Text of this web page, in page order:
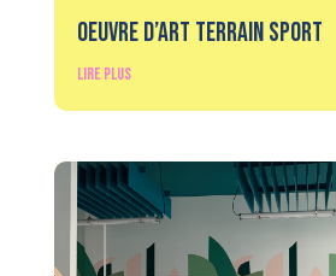
Oeuvre D’art Terrain Sport
lire plus